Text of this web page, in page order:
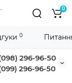
296-96-50
296-96-50
0
0